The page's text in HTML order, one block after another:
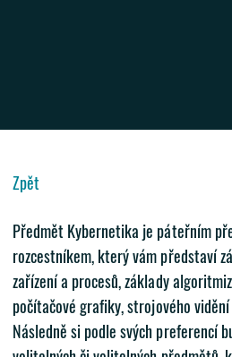
Zpět
Předmět Kybernetika je páteřním
rozcestníkem, který vám představí
zařízení a procesů, základy
počítačové grafiky, strojového
Následně si podle svých preferencí